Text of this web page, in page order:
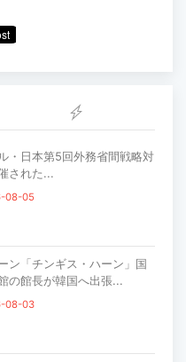
・日本第5回外務省間戦略対
された...
08-05
ン「チンギス・ハーン」国
の館長が韓国へ出張...
08-03